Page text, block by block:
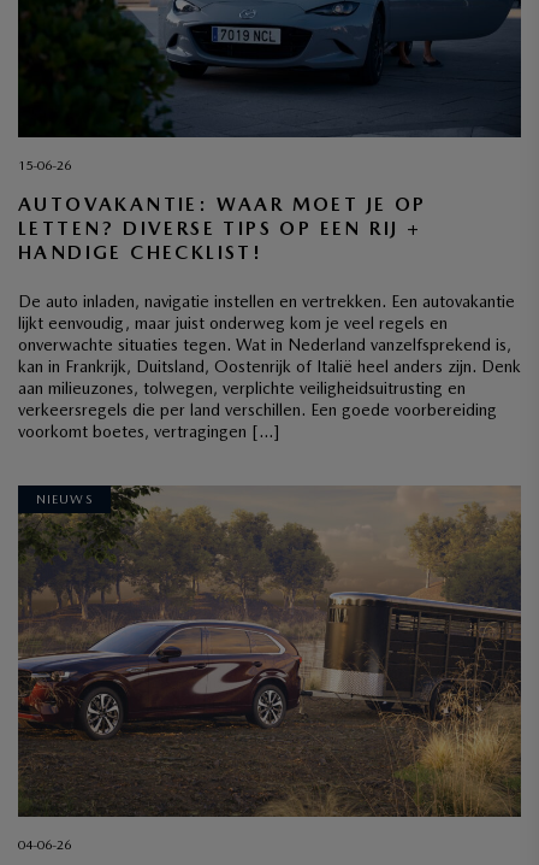
15-06-26
AUTOVAKANTIE: WAAR MOET JE OP
LETTEN? DIVERSE TIPS OP EEN RIJ +
HANDIGE CHECKLIST!
De auto inladen, navigatie instellen en vertrekken. Een autovakantie
lijkt eenvoudig, maar juist onderweg kom je veel regels en
onverwachte situaties tegen. Wat in Nederland vanzelfsprekend is,
kan in Frankrijk, Duitsland, Oostenrijk of Italië heel anders zijn. Denk
aan milieuzones, tolwegen, verplichte veiligheidsuitrusting en
verkeersregels die per land verschillen. Een goede voorbereiding
voorkomt boetes, vertragingen […]
NIEUWS
04-06-26